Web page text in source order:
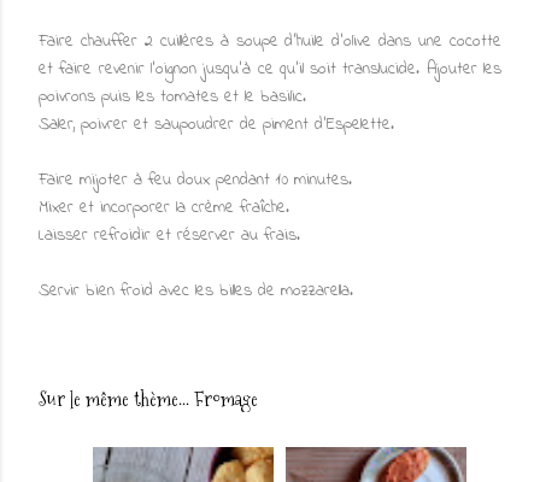
Faire chauffer 2 cuillères à soupe d'huile d'olive dans une cocotte
et faire revenir l'oignon jusqu'à ce qu'il soit translucide. Ajouter les
poivrons puis les tomates et le basilic.
Saler, poivrer et saupoudrer de piment d'Espelette.
Faire mijoter à feu doux pendant 10 minutes.
Mixer et incorporer la crème fraîche.
Laisser refroidir et réserver au frais.
Servir bien froid avec les billes de mozzarella.
Sur le même thème...Fromage